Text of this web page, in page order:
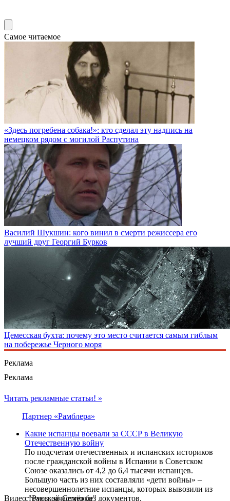
Самое читаемое
«Здесь погребена собака!»: кто сделал эту надпись на
немецком рядом с могилой Распутина
Василий Шукшин: кого винил в смерти режиссера его
лучший друг Георгий Бурков
Цемесская бухта: почему это место считается самым гиблым
на побережье Черного моря
Реклама
Реклама
Видео "Русской Семёрки"
Читать рекламные статьи! »
Партнер «Рамблера»
Какие испанцы воевали за СССР в Великую
Отечественную войну
По подсчетам отечественных и испанских историков
после гражданской войны в Испании в Советском
Союзе оказались от 4,2 до 6,4 тысячи испанцев.
Большую часть из них составляли «дети войны» –
несовершеннолетние испанцы, которых вывозили из
страны зачастую без документов.